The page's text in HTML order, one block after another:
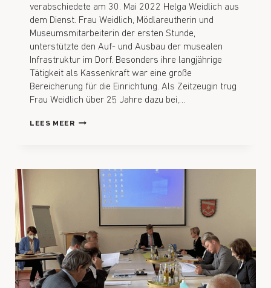
verabschiedete am 30. Mai 2022 Helga Weidlich aus
dem Dienst. Frau Weidlich, Mödlareutherin und
Museumsmitarbeiterin der ersten Stunde,
unterstützte den Auf- und Ausbau der musealen
Infrastruktur im Dorf. Besonders ihre langjährige
Tätigkeit als Kassenkraft war eine große
Bereicherung für die Einrichtung. Als Zeitzeugin trug
Frau Weidlich über 25 Jahre dazu bei,…
LEES MEER